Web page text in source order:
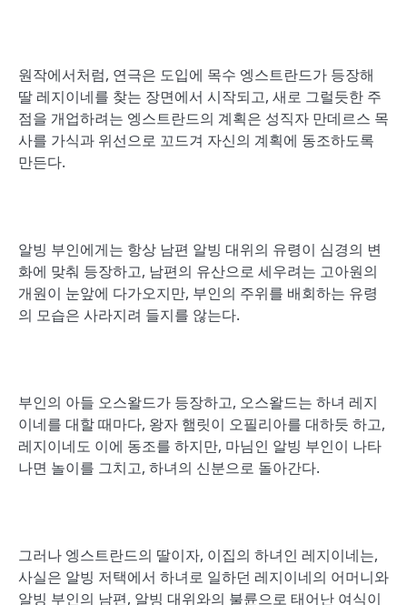
원작에서처럼, 연극은 도입에 목수 엥스트란드가 등장해
딸 레지이네를 찾는 장면에서 시작되고, 새로 그럴듯한 주
점을 개업하려는 엥스트란드의 계획은 성직자 만데르스 목
사를 가식과 위선으로 꼬드겨 자신의 계획에 동조하도록
만든다.
알빙 부인에게는 항상 남편 알빙 대위의 유령이 심경의 변
화에 맞춰 등장하고, 남편의 유산으로 세우려는 고아원의
개원이 눈앞에 다가오지만, 부인의 주위를 배회하는 유령
의 모습은 사라지려 들지를 않는다.
부인의 아들 오스왈드가 등장하고, 오스왈드는 하녀 레지
이네를 대할 때마다, 왕자 햄릿이 오필리아를 대하듯 하고,
레지이네도 이에 동조를 하지만, 마님인 알빙 부인이 나타
나면 놀이를 그치고, 하녀의 신분으로 돌아간다.
그러나 엥스트란드의 딸이자, 이집의 하녀인 레지이네는,
사실은 알빙 저택에서 하녀로 일하던 레지이네의 어머니와
알빙 부인의 남편, 알빙 대위와의 불륜으로 태어난 여식이